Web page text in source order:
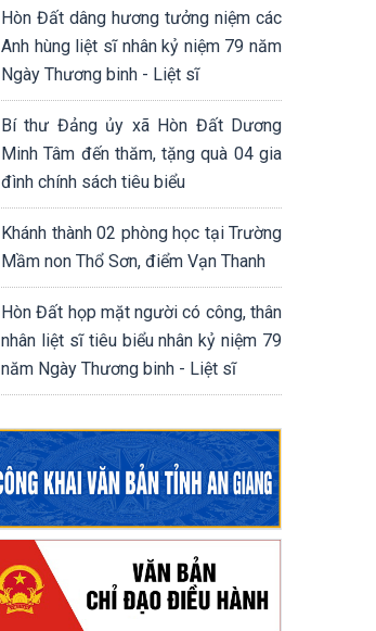
Hòn Đất dâng hương tưởng niệm các
Anh hùng liệt sĩ nhân kỷ niệm 79 năm
Ngày Thương binh - Liệt sĩ
Bí thư Đảng ủy xã Hòn Đất Dương
Minh Tâm đến thăm, tặng quà 04 gia
đình chính sách tiêu biểu
Khánh thành 02 phòng học tại Trường
Mầm non Thổ Sơn, điểm Vạn Thanh
Hòn Đất họp mặt người có công, thân
nhân liệt sĩ tiêu biểu nhân kỷ niệm 79
năm Ngày Thương binh - Liệt sĩ